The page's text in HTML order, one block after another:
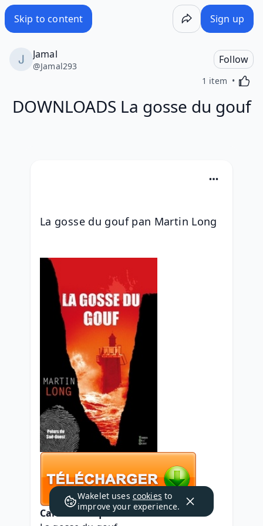
Skip to content Sign up
Jamal
@Jamal293
Follow
1 item
DOWNLOADS La gosse du gouf
La gosse du gouf pan Martin Long
Caractéristiques
Wakelet uses cookies to
improve your experience.